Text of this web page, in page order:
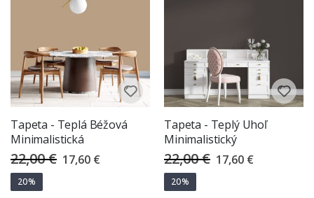
Tapeta - Teplá Béžová
Minimalistická
22,00 € Special
Price
17,60 €
20%
Tapeta - Teplý Uhoľ
Minimalistický
22,00 € Special
Price
17,60 €
20%